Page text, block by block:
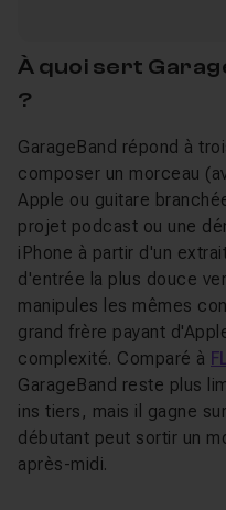
À quoi sert
?
GarageBand répond à
composer un morceau
Apple ou guitare
projet podcast ou une
iPhone à partir d'un
d'entrée la plus douce
manipules les mêmes
grand frère payant
complexité. Comparé à
GarageBand reste plus
ins tiers, mais il gagne
débutant peut sortir un
après-midi.